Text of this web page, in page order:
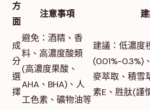
方
面
注意事項
成
分
選
擇
避免：酒精、香
料、高濃度酸類
(高濃度果酸、
AHA、BHA)、人
工色素、礦物油等
建議：低濃度
(0.01%-0.3%)
麥萃取、積雪
素E、胜肽(謹